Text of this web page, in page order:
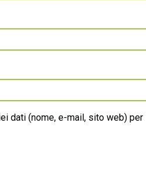
dati (nome, e-mail, sito web)